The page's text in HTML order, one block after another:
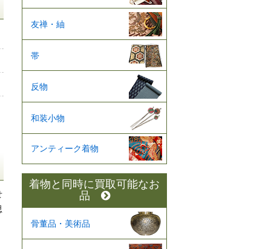
友禅・紬
帯
反物
和装小物
アンティーク着物
着物と同時に買取可能なお
品
骨董品・美術品